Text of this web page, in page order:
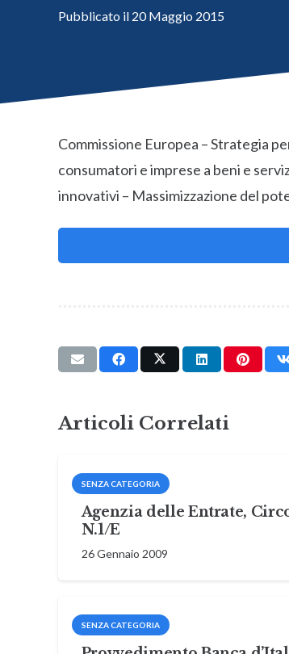
Pubblicato il 20 Maggio 2015
Commissione Europea – Strategia
consumatori e imprese a beni e
innovativi – Massimizzazione del
Articoli Correlati
SENZA CATEGORIA
Agenzia delle Entrate,
N.1/E
26 Gennaio 2009
SENZA CATEGORIA